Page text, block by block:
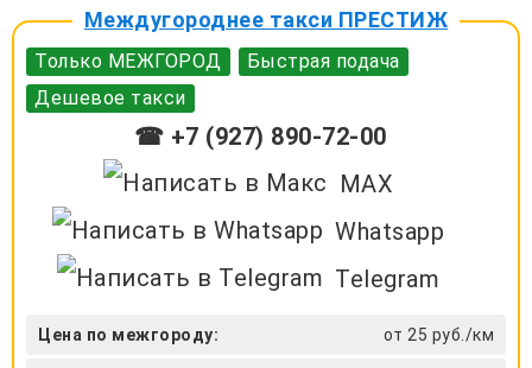
Междугороднее такси ПРЕСТИЖ
Только МЕЖГОРОД
Быстрая подача
Дешевое такси
☎ +7 (927) 890-72-00
MAX
Whatsapp
Telegram
Цена по межгороду: от 25 руб./км